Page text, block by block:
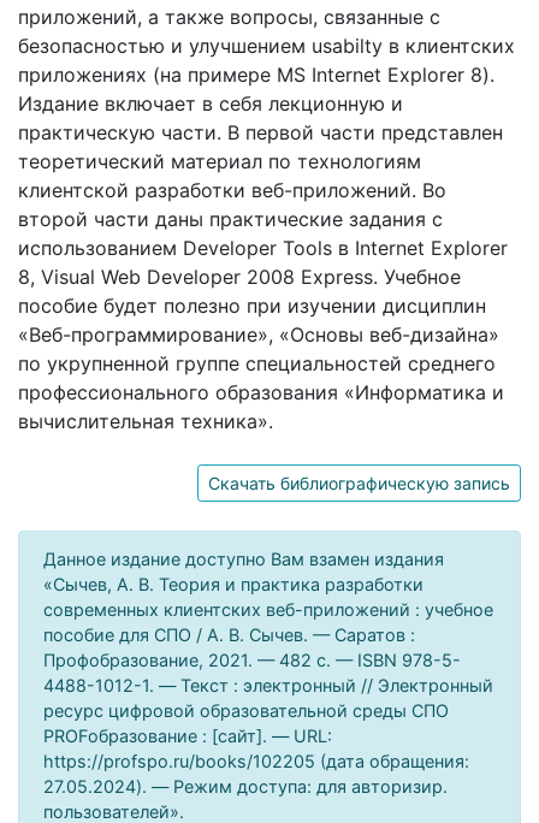
приложений, а также вопросы, связанные c
безопасностью и улучшением usabilty в клиентских
приложениях (на примере MS Internet Explorer 8).
Издание включает в себя лекционную и
практическую части. В первой части представлен
теоретический материал по технологиям
клиентской разработки веб-приложений. Во
второй части даны практические задания с
использованием Developer Tools в Internet Explorer
8, Visual Web Developer 2008 Express. Учебное
пособие будет полезно при изучении дисциплин
«Веб-программирование», «Основы веб-дизайна»
по укрупненной группе специальностей среднего
профессионального образования «Информатика и
вычислительная техника».
Скачать библиографическую запись
Данное издание доступно Вам взамен издания
«Сычев, А. В. Теория и практика разработки
современных клиентских веб-приложений : учебное
пособие для СПО / А. В. Сычев. — Саратов :
Профобразование, 2021. — 482 c. — ISBN 978-5-
4488-1012-1. — Текст : электронный // Электронный
ресурс цифровой образовательной среды СПО
PROFобразование : [сайт]. — URL:
https://profspo.ru/books/102205 (дата обращения:
27.05.2024). — Режим доступа: для авторизир.
пользователей».